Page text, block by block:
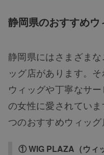
静岡県のおすすめウ
静岡県にはさまざま
ッグ店があります。
ウィッグや丁寧なサ
の女性に愛されてい
つのおすすめウィッグ
① WIG PLAZA（ウィ